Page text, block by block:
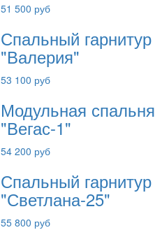
51 500 руб
Спальный гарнитур
"Валерия"
53 100 руб
Модульная спальня
"Вегас-1"
54 200 руб
Спальный гарнитур
"Светлана-25"
55 800 руб